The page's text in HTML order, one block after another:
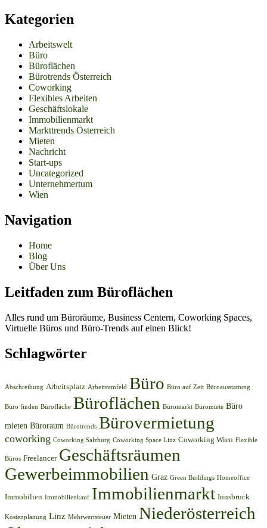
Kategorien
Arbeitswelt
Büro
Büroflächen
Bürotrends Österreich
Coworking
Flexibles Arbeiten
Geschäftslokale
Immobilienmarkt
Markttrends Österreich
Mieten
Nachricht
Start-ups
Uncategorized
Unternehmertum
Wien
Navigation
Home
Blog
Über Uns
Leitfaden zum Büroflächen
Alles rund um Büroräume, Business Centern, Coworking Spaces,
Virtuelle Büros und Büro-Trends auf einen Blick!
Schlagwörter
Abschreibung Arbeitsplatz Arbeitsumfeld Büro Büro auf Zeit Büroausstattung
Büro finden Bürofläche Büroflächen Büromarkt Büromiete Büro
mieten Büroraum Bürotrends Bürovermietung
coworking Coworking Salzburg Coworking Space Linz Coworking Wien Flexible
Büros Freelancer Geschäftsräumen
Gewerbeimmobilien Graz Green Buildings Homeoffice
Immobilien Immobilienkauf Immobilienmarkt Innsbruck
Kostenplanung Linz Mehrwertsteuer Mieten Niederösterreich